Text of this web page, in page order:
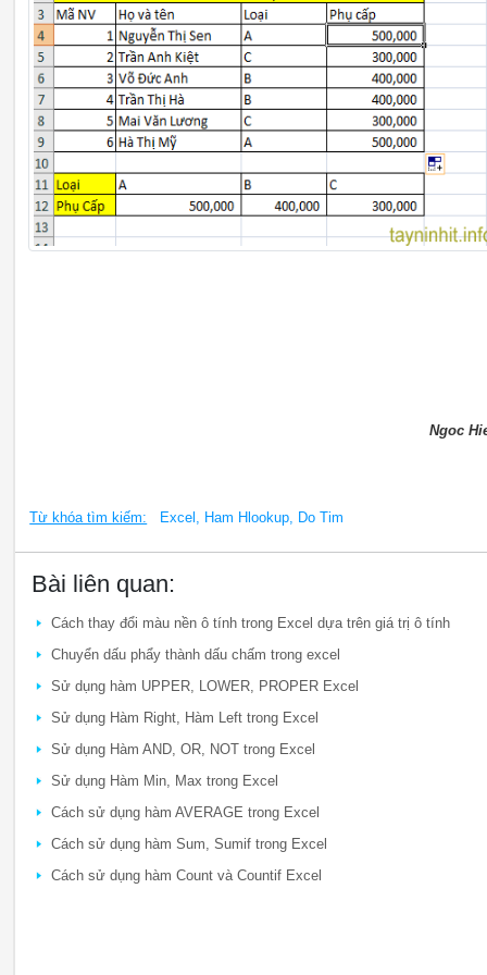
Ngoc
Từ khóa tìm kiếm: Excel, Ham Hlookup, Do Tim
Bài liên quan:
Cách thay đổi màu nền ô tính trong Excel dựa trên giá trị ô tính
Chuyển dấu phẩy thành dấu chấm trong excel
Sử dụng hàm UPPER, LOWER, PROPER Excel
Sử dụng Hàm Right, Hàm Left trong Excel
Sử dụng Hàm AND, OR, NOT trong Excel
Sử dụng Hàm Min, Max trong Excel
Cách sử dụng hàm AVERAGE trong Excel
Cách sử dụng hàm Sum, Sumif trong Excel
Cách sử dụng hàm Count và Countif Excel